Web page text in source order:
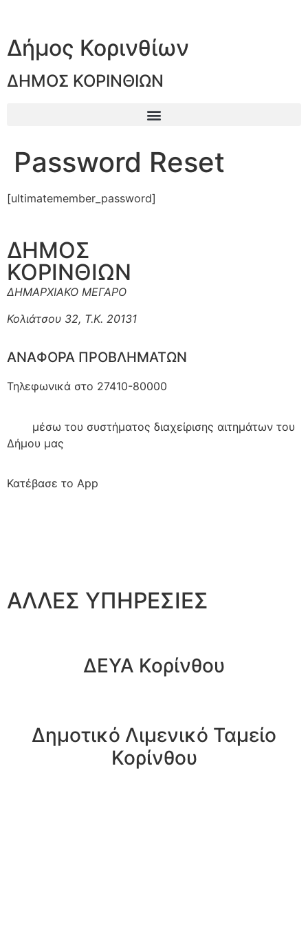
Δήμος Κορινθίων
ΔΗΜΟΣ ΚΟΡΙΝΘΙΩΝ
Password Reset
[ultimatemember_password]
ΔΗΜΟΣ
ΚΟΡΙΝΘΙΩΝ
ΔΗΜΑΡΧΙΑΚΟ ΜΕΓΑΡΟ
Κολιάτσου 32, Τ.Κ. 20131
ΑΝΑΦΟΡΑ ΠΡΟΒΛΗΜΑΤΩΝ
Τηλεφωνικά στο 27410-80000
μέσω του συστήματος διαχείρισης αιτημάτων του
Δήμου μας
Κατέβασε το App
ΑΛΛΕΣ ΥΠΗΡΕΣΙΕΣ
ΔΕΥΑ Κορίνθου
Δημοτικό Λιμενικό Ταμείο
Κορίνθου